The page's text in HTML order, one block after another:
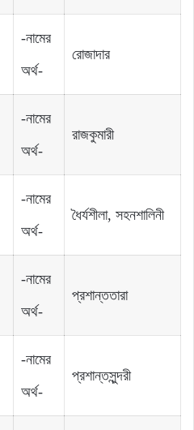
-নামের
অর্থ-
রোজাদার
-নামের
অর্থ-
রাজকুমারী‌‌
-নামের
অর্থ-
ধৈর্যশীলা, সহনশালিনী
-নামের
অর্থ-
প্রশান্ত‌‌তারা‌‌
-নামের
অর্থ-
প্রশান্ত‌‌সুন্দরী‌‌